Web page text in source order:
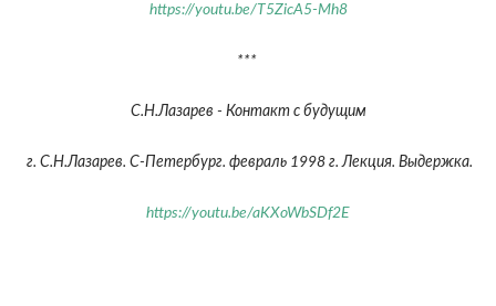
https://youtu.be/T5ZicA5-Mh8
***
С.Н.Лазарев - Контакт с будущим
г. С.Н.Лазарев. С-Петербург. февраль 1998 г. Лекция. Выдержка.
https://youtu.be/aKXoWbSDf2E